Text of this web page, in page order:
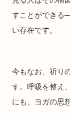
すことができる
い存在です。
今もなお、祈り
す。呼吸を整え
にも、ヨガの思